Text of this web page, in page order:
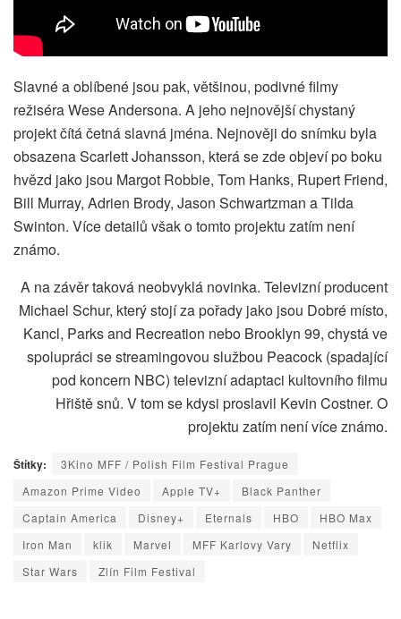
Slavné a oblíbené jsou pak, většinou, podivné filmy
režiséra Wese Andersona. A jeho nejnovější chystaný
projekt čítá četná slavná jména. Nejnověji do snímku byla
obsazena Scarlett Johansson, která se zde objeví po boku
hvězd jako jsou Margot Robbie, Tom Hanks, Rupert Friend,
Bill Murray, Adrien Brody, Jason Schwartzman a Tilda
Swinton. Více detailů však o tomto projektu zatím není
známo.
A na závěr taková neobvyklá novinka. Televizní producent
Michael Schur, který stojí za pořady jako jsou Dobré místo,
Kancl, Parks and Recreation nebo Brooklyn 99, chystá ve
spolupráci se streamingovou službou Peacock (spadající
pod koncern NBC) televizní adaptaci kultovního filmu
Hřiště snů. V tom se kdysi proslavil Kevin Costner. O
projektu zatím není více známo.
Štítky:
3Kino MFF / Polish Film Festival Prague
Amazon Prime Video
Apple TV+
Black Panther
Captain America
Disney+ Eternals HBO
HBO Max
Iron Man
klik Marvel MFF Karlovy Vary
Netflix
Star Wars
Zlín Film Festival